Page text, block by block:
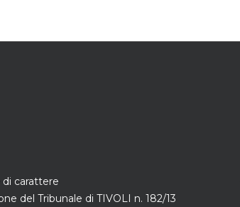
carattere
del Tribunale di TIVOLI n. 182/13